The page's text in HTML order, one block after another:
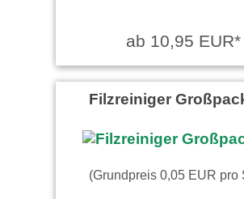
ab 10,95 EUR*
Filzreiniger
(Grundpreis 0,05 EUR pro